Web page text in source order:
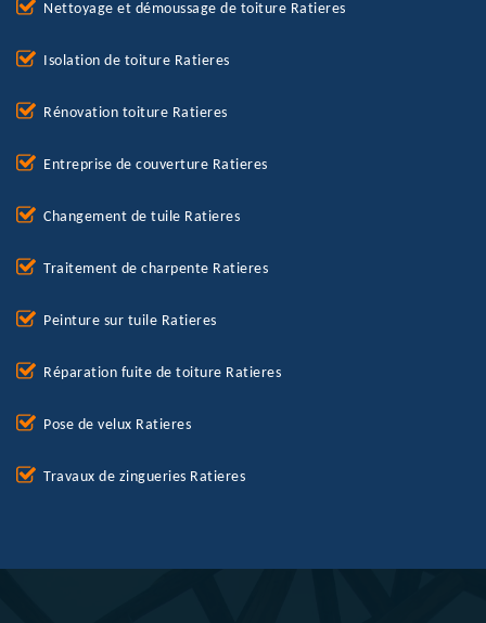
Nettoyage et démoussage de toiture Ratieres
Isolation de toiture Ratieres
Rénovation toiture Ratieres
Entreprise de couverture Ratieres
Changement de tuile Ratieres
Traitement de charpente Ratieres
Peinture sur tuile Ratieres
Réparation fuite de toiture Ratieres
Pose de velux Ratieres
Travaux de zingueries Ratieres